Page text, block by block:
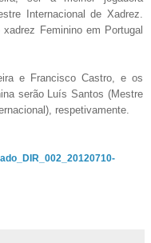
Internacional de Xadrez.
Feminino em Portugal
e Francisco Castro, e os
serão Luís Santos (Mestre
respetivamente.